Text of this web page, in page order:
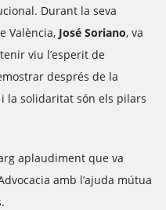
Durant la seva
València, José Soriano, va
viu l’esperit de
després de la
la solidaritat són els pilars
aplaudiment que va
amb l’ajuda mútua